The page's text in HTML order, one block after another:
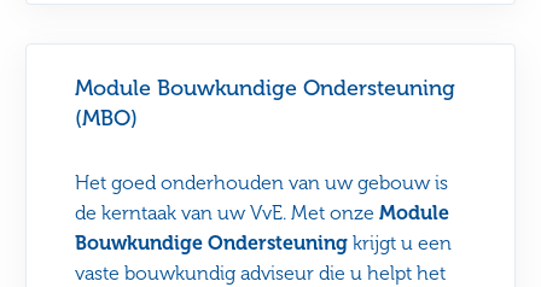
Module Bouwkundige Ondersteuning
(MBO)
Het goed onderhouden van uw gebouw is
de kern­taak van uw VvE. Met onze Module
Bouwkundige Ondersteuningkrijgt u een
vaste bouwkundig adviseur die u helpt het